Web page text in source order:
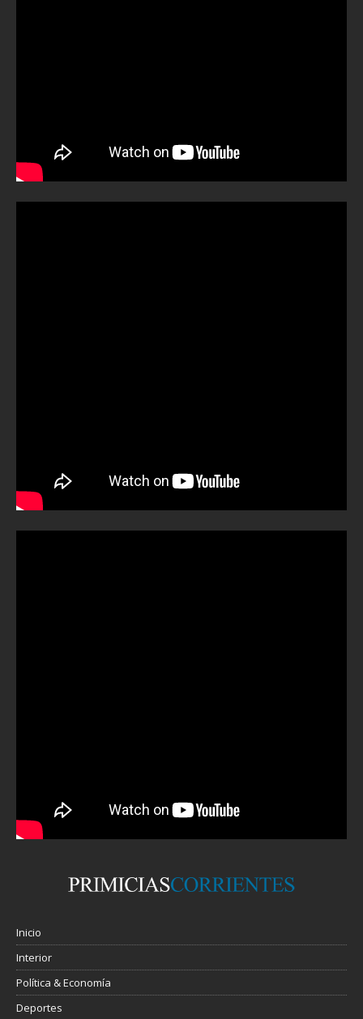
Inicio
Interior
Política & Economía
Deportes